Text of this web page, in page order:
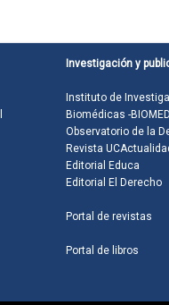
Investigación y
Instituto de
Biomédicas -BIOMED
Observatorio de la
Revista
Editorial Educa
Editorial El Derecho
Portal de revistas
Portal de libros